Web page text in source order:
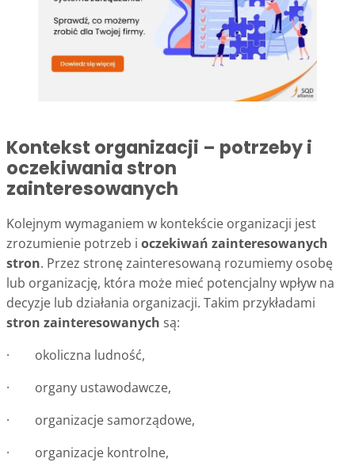
Kontekst organizacji – potrzeby i
oczekiwania stron
zainteresowanych
Kolejnym wymaganiem w kontekście organizacji jest
zrozumienie potrzeb i oczekiwań zainteresowanych
stron. Przez stronę zainteresowaną rozumiemy osobę
lub organizację, która może mieć potencjalny wpływ na
decyzje lub działania organizacji. Takim przykładami
stron zainteresowanych są:
· okoliczna ludność,
· organy ustawodawcze,
· organizacje samorządowe,
· organizacje kontrolne,